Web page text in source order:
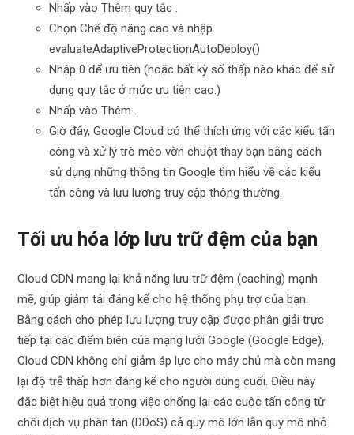
Nhấp vào Thêm quy tắc .
Chọn Chế độ nâng cao và nhập
evaluateAdaptiveProtectionAutoDeploy()
Nhập 0 để ưu tiên (hoặc bất kỳ số thấp nào khác để sử
dụng quy tắc ở mức ưu tiên cao.)
Nhấp vào Thêm .
Giờ đây, Google Cloud có thể thích ứng với các kiểu tấn
công và xử lý trò mèo vờn chuột thay bạn bằng cách
sử dụng những thông tin Google tìm hiểu về các kiểu
tấn công và lưu lượng truy cập thông thường.
Tối ưu hóa lớp lưu trữ đệm của bạn
Cloud CDN mang lại khả năng lưu trữ đệm (caching) mạnh
mẽ, giúp giảm tải đáng kể cho hệ thống phụ trợ của bạn.
Bằng cách cho phép lưu lượng truy cập được phân giải trực
tiếp tại các điểm biên của mạng lưới Google (Google Edge),
Cloud CDN không chỉ giảm áp lực cho máy chủ mà còn mang
lại độ trễ thấp hơn đáng kể cho người dùng cuối. Điều này
đặc biệt hiệu quả trong việc chống lại các cuộc tấn công từ
chối dịch vụ phân tán (DDoS) cả quy mô lớn lẫn quy mô nhỏ.